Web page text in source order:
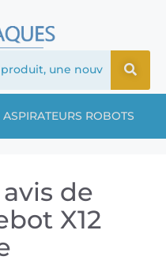
ASPIRATEURS ROBOTS
de
X12